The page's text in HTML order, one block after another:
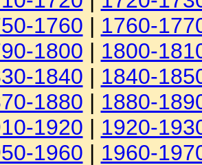
1760 | 1760-
1800 | 1800-
1840 | 1840-
1880 | 1880-
1920 | 1920-
1960 | 1960-